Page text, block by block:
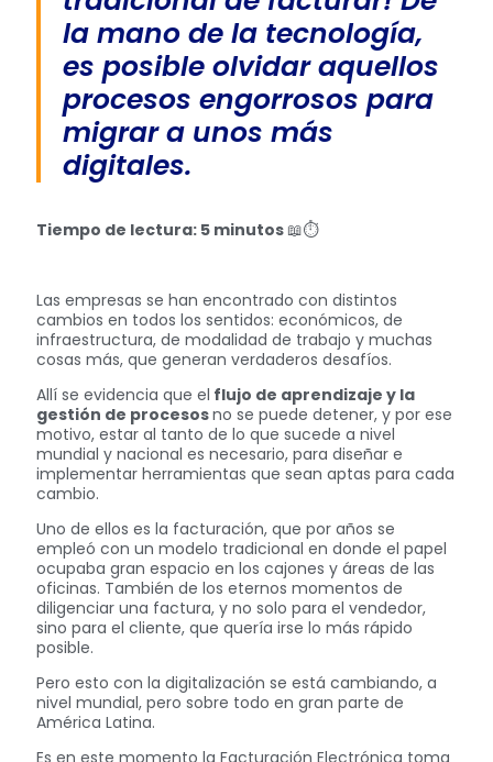
la mano de la tecnología,
es posible olvidar aquellos
procesos engorrosos para
migrar a unos más
digitales.
Tiempo de lectura: 5 minutos 📖⏱
Las empresas se han encontrado con distintos
cambios en todos los sentidos: económicos, de
infraestructura, de modalidad de trabajo y muchas
cosas más, que generan verdaderos desafíos.
Allí se evidencia que el flujo de aprendizaje y la
gestión de procesosno se puede detener, y por ese
motivo, estar al tanto de lo que sucede a nivel
mundial y nacional es necesario, para diseñar e
implementar herramientas que sean aptas para cada
cambio.
Uno de ellos es la facturación, que por años se
empleó con un modelo tradicional en donde el papel
ocupaba gran espacio en los cajones y áreas de las
oficinas. También de los eternos momentos de
diligenciar una factura, y no solo para el vendedor,
sino para el cliente, que quería irse lo más rápido
posible.
Pero esto con la digitalización se está cambiando, a
nivel mundial, pero sobre todo en gran parte de
América Latina.
Es en este momento la Facturación Electrónica toma